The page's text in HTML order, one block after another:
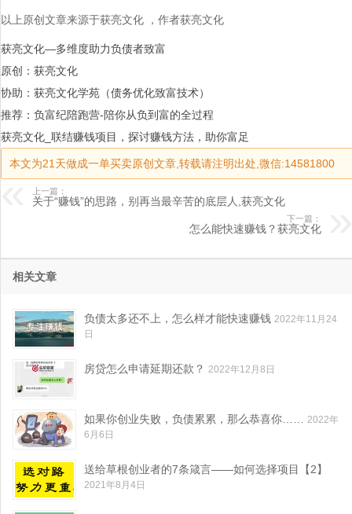
以上原创文章来源于获亮文化 ，作者获亮文化
获亮文化—多维度助力负债者致富
原创：获亮文化
协助：获亮文化学苑（债务优化致富技术）
推荐：负富纪陪跑营-陪你从负到富的全过程
获亮文化_联结赚钱项目，探讨赚钱方法，助你富足
本文为21天做成一单买卖原创文章,转载请注明出处,微信:14581800
上一篇：
关于“赚钱”的思路，别再当最辛苦的底层人,获亮文化
下一篇：
怎么能快速赚钱？获亮文化
相关文章
负债太多还不上，怎么样才能快速赚钱 2022年11月24
日
房贷怎么申请延期还款？ 2022年12月8日
如果你创业失败，负债累累，那么恭喜你……
2022年
6月6日
送给草根创业者的7条箴言——如何选择项目【2】
2021年8月4日